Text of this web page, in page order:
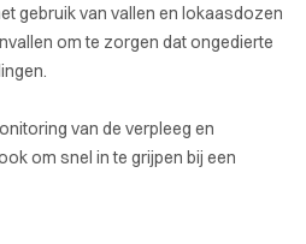
gebruik van vallen en lokaasdozen
om te zorgen dat ongedierte
van de verpleeg en
om snel in te grijpen bij een